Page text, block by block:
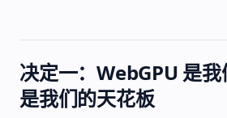
决定一：WebGPU 是
是我们的天花板